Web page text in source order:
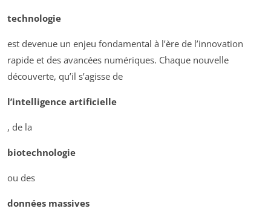
technologie
est devenue un enjeu fondamental à l’ère de l’innovation
rapide et des avancées numériques. Chaque nouvelle
découverte, qu’il s’agisse de
l’intelligence artificielle
, de la
biotechnologie
ou des
données massives